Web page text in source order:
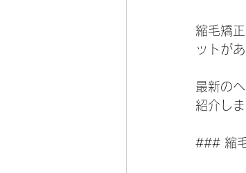
縮毛矯
ットが
最新の
紹介しま
### 縮